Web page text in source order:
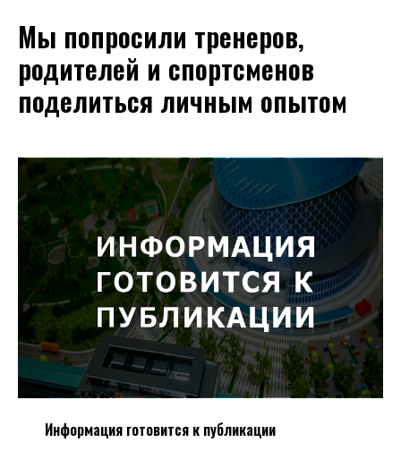
Мы попросили тренеров,
родителей и спортсменов
поделиться личным опытом
Информация готовится к публикации